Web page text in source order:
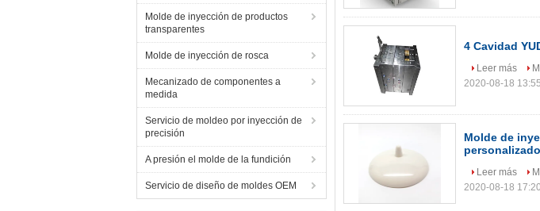
Molde de inyección de productos
transparentes
Molde de inyección de rosca
Mecanizado de componentes a
medida
Servicio de moldeo por inyección de
precisión
A presión el molde de la fundición
Servicio de diseño de moldes OEM
4 Cavidad
Leer más
2020-08-18
Molde de
Leer más
2020-08-18